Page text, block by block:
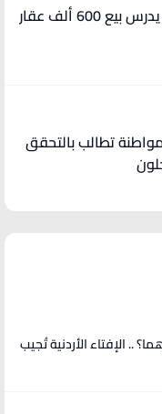
قيمتها 150 مليار دولار .. العراق يدرس بيع 600 ألف عقار
لي بمشكلة مع زوجي” .. مواطنة تطالب بالتحقق
تُجيب